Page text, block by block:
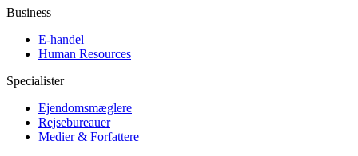
Business
E-handel
Human Resources
Specialister
Ejendomsmæglere
Rejsebureauer
Medier & Forfattere